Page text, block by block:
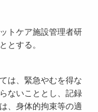
トケア施設管理者研
とする。
は、緊急やむを得な
ないこととし、記録
、身体的拘束等の適